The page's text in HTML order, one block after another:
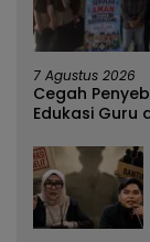
7 Agustus 2026
Cegah
Edukasi Guru